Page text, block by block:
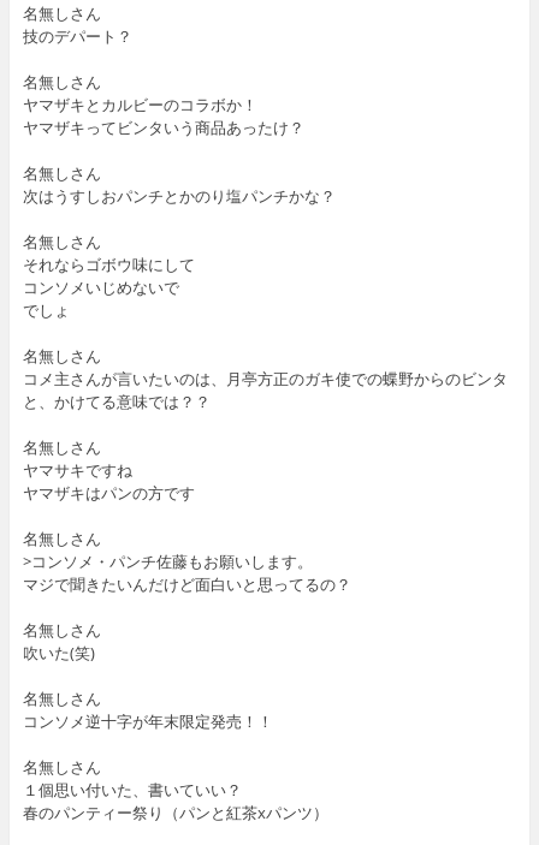
名無しさん
技のデパート？
名無しさん
ヤマザキとカルビーのコラボか！
ヤマザキってビンタいう商品あったけ？
名無しさん
次はうすしおパンチとかのり塩パンチかな？
名無しさん
それならゴボウ味にして
コンソメいじめないで
でしょ
名無しさん
コメ主さんが言いたいのは、月亭方正のガキ使での蝶野からのビンタ
と、かけてる意味では？？
名無しさん
ヤマサキですね
ヤマザキはパンの方です
名無しさん
>コンソメ・パンチ佐藤もお願いします。
マジで聞きたいんだけど面白いと思ってるの？
名無しさん
吹いた(笑)
名無しさん
コンソメ逆十字が年末限定発売！！
名無しさん
１個思い付いた、書いていい？
春のパンティー祭り（パンと紅茶xパンツ）